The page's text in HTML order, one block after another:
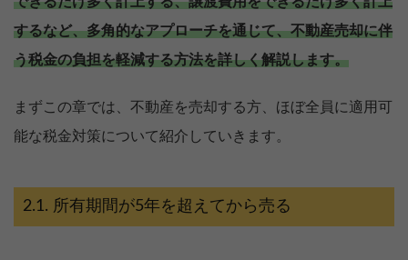
するなど、多角的なアプローチを通じて、不動産売却に伴
う税金の負担を軽減する方法を詳しく解説します。
まずこの章では、不動産を売却する方、ほぼ全員に適用可
能な税金対策について紹介していきます。
所有期間が5年を超えてから売る